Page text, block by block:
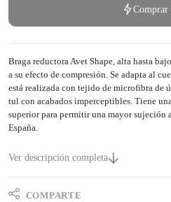
Comprar
Braga reductora Avet Shape, alta hasta
a su efecto de compresión. Se adapta al
está realizada con tejido de microfibra de
tul con acabados imperceptibles. Tiene
superior para permitir una mayor sujeción
España.
Ver descripción completa
COMPARTE